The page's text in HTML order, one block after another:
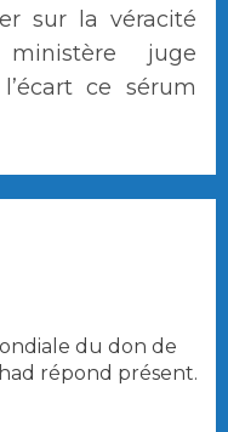
sur la véracité
juge
ce sérum
du don de
répond présent.